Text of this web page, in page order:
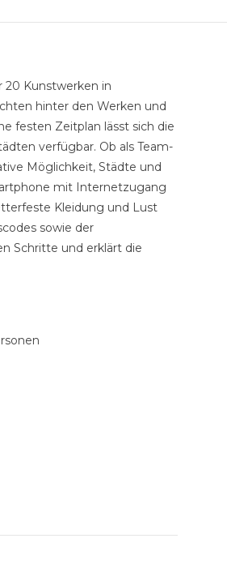
20 Kunstwerken in
hinter den Werken und
festen Zeitplan lässt sich die
verfügbar. Ob als Team-
Möglichkeit, Städte und
mit Internetzugang
Kleidung und Lust
sowie der
Schritte und erklärt die